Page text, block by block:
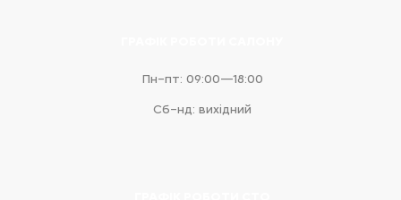
Пн–пт: 09:00—18:00
Сб–нд: вихідний